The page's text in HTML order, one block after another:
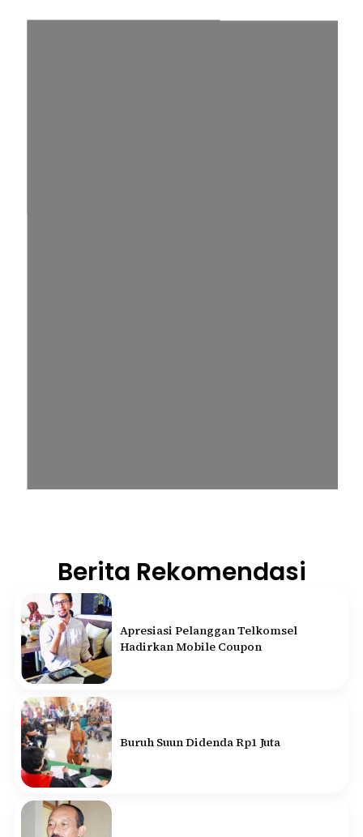
Berita Rekomendasi
Apresiasi Pelanggan Telkomsel
Hadirkan Mobile Coupon
Buruh Suun Didenda Rp1 Juta